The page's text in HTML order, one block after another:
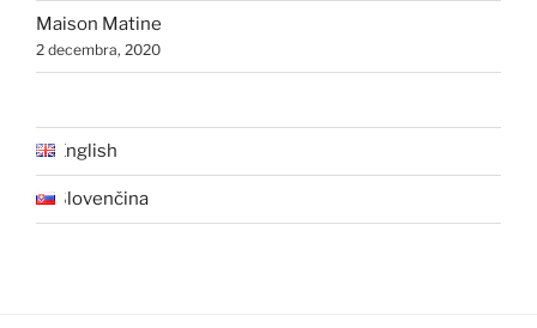
Maison Matine
2 decembra, 2020
English
Slovenčina